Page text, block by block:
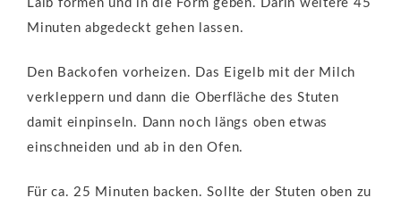
Laib formen und in die Form geben. Darin weitere 45
Minuten abgedeckt gehen lassen.
Den Backofen vorheizen. Das Eigelb mit der Milch
verkleppern und dann die Oberfläche des Stuten
damit einpinseln. Dann noch längs oben etwas
einschneiden und ab in den Ofen.
Für ca. 25 Minuten backen. Sollte der Stuten oben zu